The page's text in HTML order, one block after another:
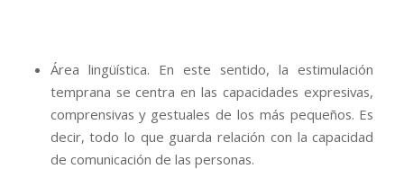
Área lingüística. En este sentido, la estimulación
temprana se centra en las capacidades expresivas,
comprensivas y gestuales de los más pequeños. Es
decir, todo lo que guarda relación con la capacidad
de comunicación de las personas.